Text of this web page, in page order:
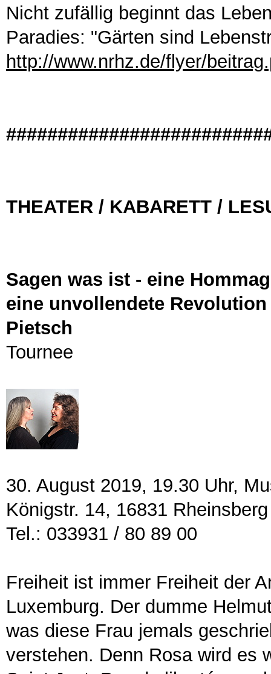
Nicht zufällig beginnt das
Paradies: "Gärten sind
http://www.nrhz.de/flyer/
THEATER / KABARETT /
Sagen was ist - eine
eine unvollendete
Pietsch
Tournee
30. August 2019, 19.30 Uhr,
Königstr. 14, 16831 Rheinsberg
Tel.: 033931 / 80 89 00
Freiheit ist immer Freiheit der
Luxemburg. Der dumme
was diese Frau jemals
verstehen. Denn Rosa wird es